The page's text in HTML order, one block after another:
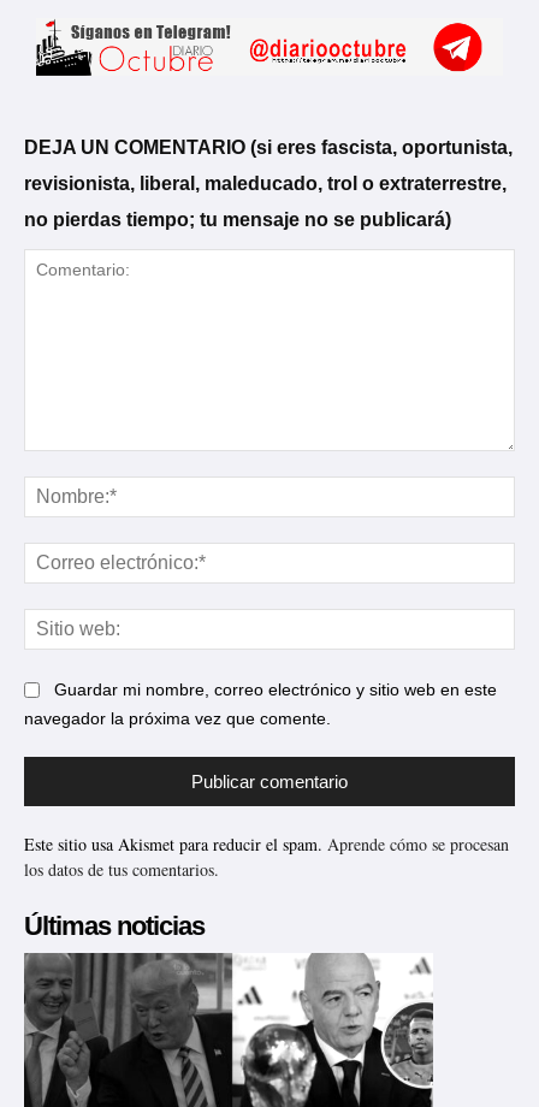
DEJA UN COMENTARIO (si eres fascista, oportunista,
revisionista, liberal, maleducado, trol o extraterrestre,
no pierdas tiempo; tu mensaje no se publicará)
Guardar mi nombre, correo electrónico y sitio web en este
navegador la próxima vez que comente.
Este sitio usa Akismet para reducir el spam. Aprende cómo se procesan
los datos de tus comentarios.
Últimas noticias